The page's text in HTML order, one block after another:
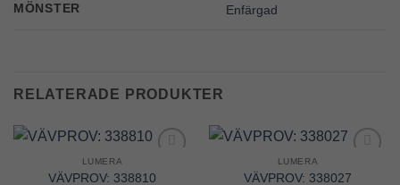
MÖNSTER Enfärgad
RELATERADE PRODUKTER
Wishlist
LUMERA
VÄVPROV: 338810
Wishlist
LUMERA
VÄVPROV: 338027